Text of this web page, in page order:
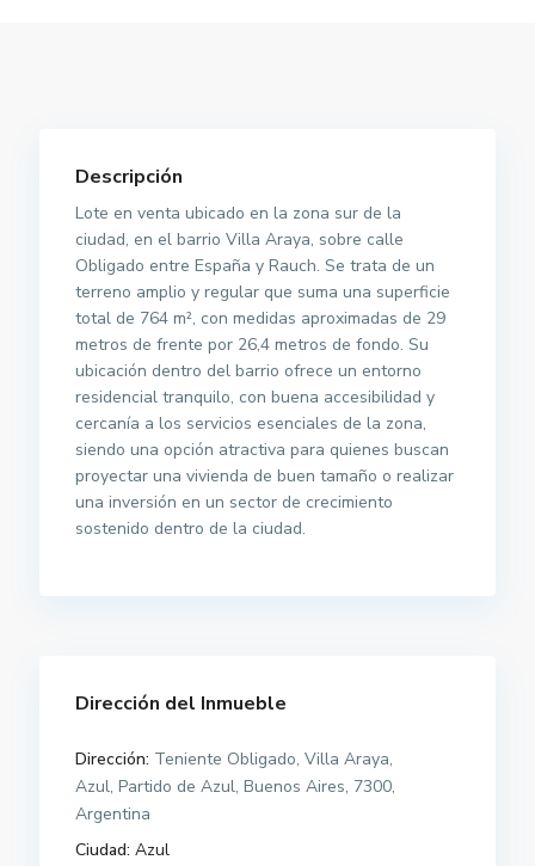
Descripción
Lote en venta ubicado en la zona sur de la
ciudad, en el barrio Villa Araya, sobre calle
Obligado entre España y Rauch. Se trata de un
terreno amplio y regular que suma una superficie
total de 764 m², con medidas aproximadas de 29
metros de frente por 26,4 metros de fondo. Su
ubicación dentro del barrio ofrece un entorno
residencial tranquilo, con buena accesibilidad y
cercanía a los servicios esenciales de la zona,
siendo una opción atractiva para quienes buscan
proyectar una vivienda de buen tamaño o realizar
una inversión en un sector de crecimiento
sostenido dentro de la ciudad.
Dirección del Inmueble
Dirección: Teniente Obligado, Villa Araya,
Azul, Partido de Azul, Buenos Aires, 7300,
Argentina
Ciudad: Azul